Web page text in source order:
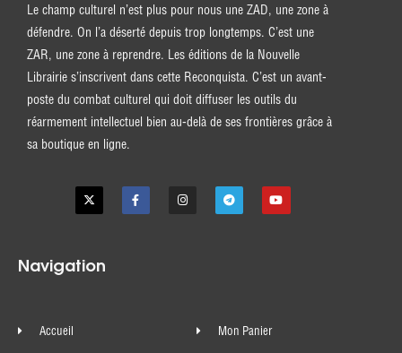
Le champ culturel n’est plus pour nous une ZAD, une zone à
défendre. On l’a déserté depuis trop longtemps. C’est une
ZAR, une zone à reprendre. Les éditions de la Nouvelle
Librairie s’inscrivent dans cette Reconquista. C’est un avant-
poste du combat culturel qui doit diffuser les outils du
réarmement intellectuel bien au-delà de ses frontières grâce à
sa boutique en ligne.
Navigation
Accueil Mon Panier